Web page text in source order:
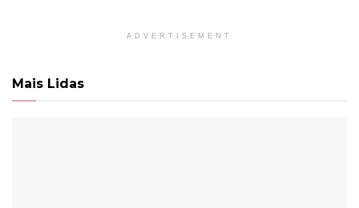
ADVERTISEMENT
Mais Lidas